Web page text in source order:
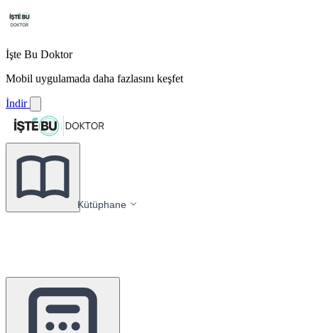
İşte Bu Doktor
Mobil uygulamada daha fazlasını keşfet
İndir
Kütüphane